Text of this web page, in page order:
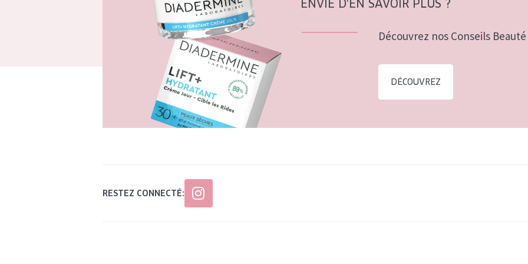
ENVIE D'EN SAVOIR PLUS ?
Découvrez nos Conseils
DÉCOUVREZ
RESTEZ CONNECTÉ: